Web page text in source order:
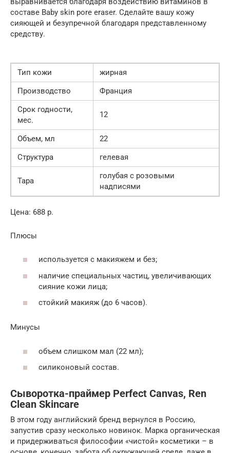
составе Baby skin pore eraser. Сделайте вашу кожу
сияющей и безупречной благодаря представленному
средству.
Тип кожи
жирная
Производство
Франция
Срок годности,
мес.
12
Объем, мл
22
Структура
гелевая
Тара
голубая с розовыми
надписями
Цена: 688 р.
Плюсы
используется с макияжем и без;
наличие специальных частиц, увеличивающих
сияние кожи лица;
стойкий макияж (до 6 часов).
Минусы
объем слишком мал (22 мл);
силиконовый состав.
Сыворотка-праймер Perfect Canvas, Ren
Clean Skincare
В этом году английский бренд вернулся в Россию,
запустив сразу несколько новинок. Марка органическая
и придерживаться философии «чистой» косметики – в